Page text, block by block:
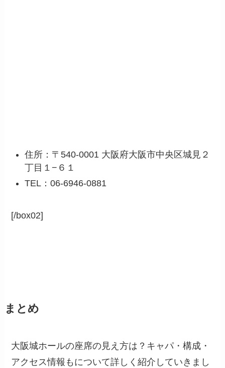
住所：〒540-0001 大阪府大阪市中央区城見２
丁目１−６１
TEL：06-6946-0881
[/box02]
まとめ
大阪城ホールの座席の見え方は？キャパ・構成・
アクセス情報もについて詳しく紹介していきまし